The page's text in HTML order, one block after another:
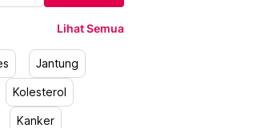
Lihat Semua
Jantung
Kolesterol
Kanker